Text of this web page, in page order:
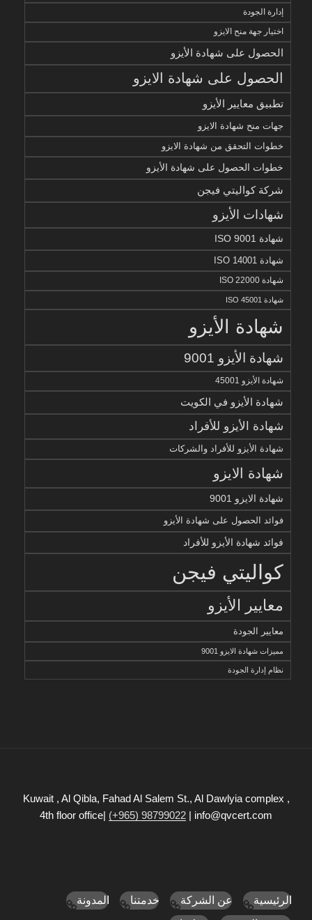
إدارة الجودة
اختيار جهة منح الايزو
الحصول على شهادة الأيزو
الحصول على شهادة الايزو
تطبيق معايير الأيزو
جهات منح شهادة الايزو
خطوات التحقق من شهادة الايزو
خطوات الحصول على شهادة الأيزو
شركة كواليتي فيجن
شهادات الأيزو
شهادة ISO 9001
شهادة ISO 14001
شهادة ISO 22000
شهادة ISO 45001
شهادة الأيزو
شهادة الأيزو 9001
شهادة الأيزو 45001
شهادة الأيزو في الكويت
شهادة الأيزو للأفراد
شهادة الأيزو للأفراد والشركات
شهادة الايزو
شهادة الايزو 9001
فوائد الحصول على شهادة الأيزو
فوائد شهادة الأيزو للأفراد
كواليتي فيجن
معايير الأيزو
معايير الجودة
مميزات شهادة الايزو 9001
نظام إدارة الجودة
Kuwait , Al Qibla, Fahad Al Salem St., Al Dawlyia complex ,
4th floor office| (+965) 98799022 | info@qvcert.com
الرئيسية عن الشركة خدمتنا
المدونة